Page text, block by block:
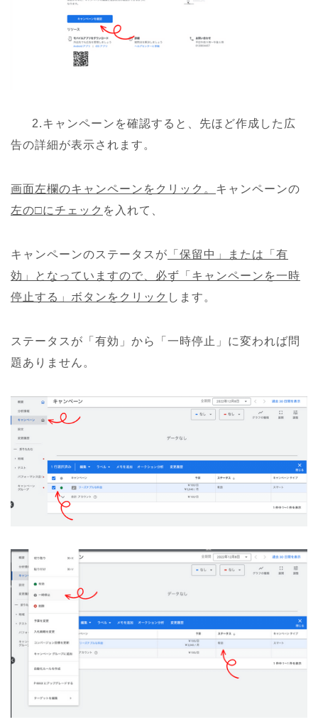
2.キャンペーンを確認すると、先ほど作成した広
告の詳細が表示されます。
画面左欄のキャンペーンをクリック。 キャンペーンの
左の□にチェック を入れて、
キャンペーンのステータスが 「保留中」または「有
効」となっていますので、必ず「キャンペーンを一時
停止する」ボタンをクリック します。
ステータスが「有効」から「一時停止」に変われば問
題ありません。